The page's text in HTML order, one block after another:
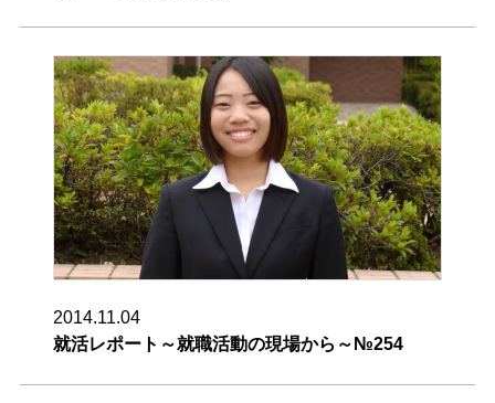
2014.11.04
就活レポート～就職活動の現場から～№254